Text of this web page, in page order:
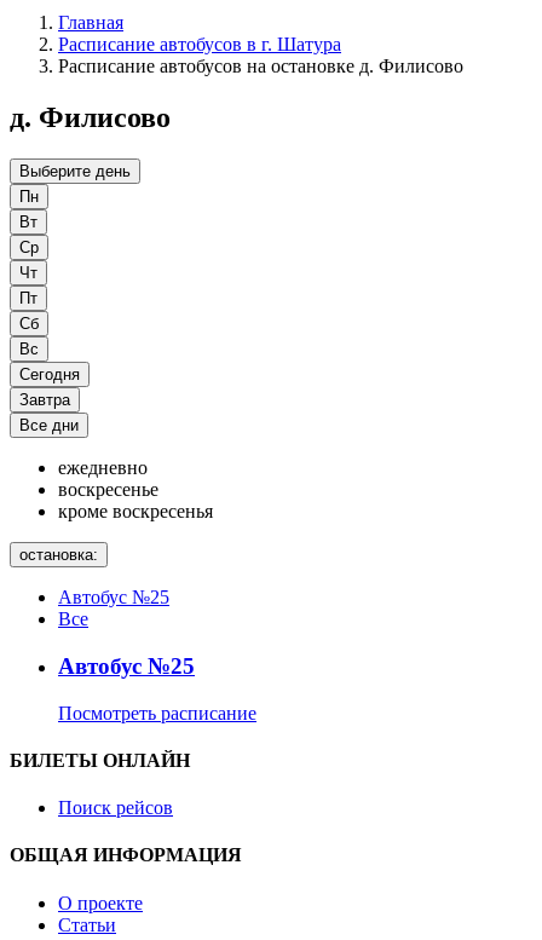
Главная
Расписание автобусов в г. Шатура
Расписание автобусов на остановке д. Филисово
д. Филисово
Выберите день
Пн
Вт
Ср
Чт
Пт
Сб
Вс
Сегодня
Завтра
Все дни
ежедневно
воскресенье
кроме воскресенья
остановка:
Автобус №25
Все
Автобус №25
Посмотреть расписание
БИЛЕТЫ ОНЛАЙН
Поиск рейсов
ОБЩАЯ ИНФОРМАЦИЯ
О проекте
Статьи